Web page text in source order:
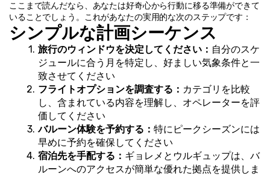
ここまで読んだなら、あなたは好奇心から行動に移る準備ができて
いることでしょう。これがあなたの実用的な次のステップです：
シンプルな計画シーケンス
旅行のウィンドウを決定してください： 自分のスケ
ジュールに合う月を特定し、好ましい気象条件と一
致させてください
フライトオプションを調査する： カテゴリを比較
し、含まれている内容を理解し、オペレーターを評
価してください
バルーン体験を予約する： 特にピークシーズンには
早めに予約を確保してください
宿泊先を手配する： ギョレメとウルギュップは、バ
ルーンへのアクセスが簡単な優れた拠点を提供しま